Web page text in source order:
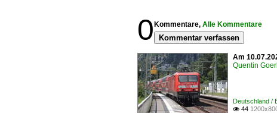
0 Kommentare, Alle Kommentare
Kommentar verfassen
Am
Quentin
Deutschland /
 44